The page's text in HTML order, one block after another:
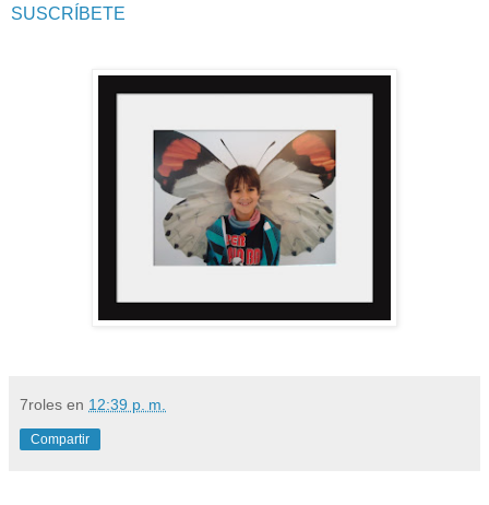
SUSCRÍBETE
7roles en 12:39 p. m.
Compartir